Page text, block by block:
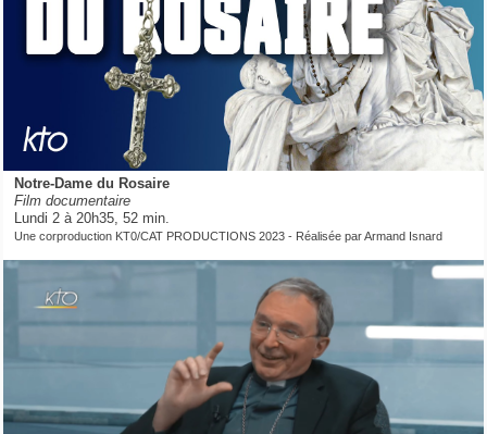
Notre-Dame du Rosaire
Film documentaire
Lundi 2 à 20h35, 52 min.
Une corproduction KT0/CAT PRODUCTIONS 2023 - Réalisée par Armand Isnard